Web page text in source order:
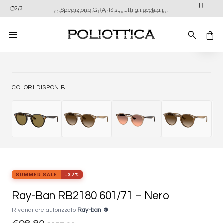
Salta
ai
contenuti
2/3
Spedizione GRATIS su tutti gli occhiali
Ordina entro le 12:00 e ricevi entro 48 ore
COLORI DISPONIBILI:
SUMMER SALE -37%
Ray-Ban RB2180 601/71 – Nero
Rivenditore autorizzato Ray-ban ®